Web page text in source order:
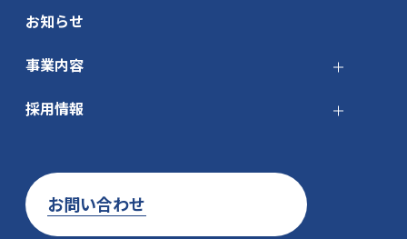
お知らせ
事業内容
採用情報
お問い合わせ